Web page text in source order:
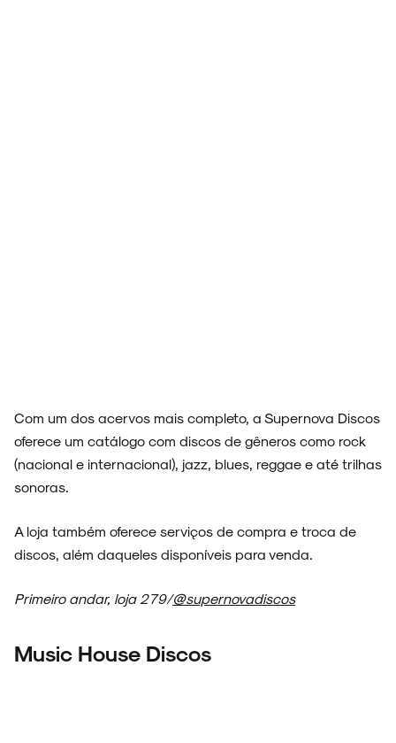
Com um dos acervos mais completo, a Supernova Discos
oferece um catálogo com discos de gêneros como rock
(nacional e internacional), jazz, blues, reggae e até trilhas
sonoras.
A loja também oferece serviços de compra e troca de
discos, além daqueles disponíveis para venda.
Primeiro andar, loja 279/@supernovadiscos
Music House Discos